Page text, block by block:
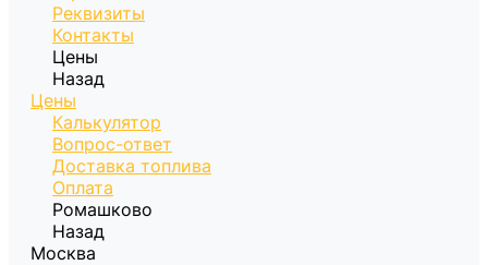
Реквизиты
Контакты
Цены
Назад
Цены
Калькулятор
Вопрос-ответ
Доставка топлива
Оплата
Ромашково
Назад
Москва